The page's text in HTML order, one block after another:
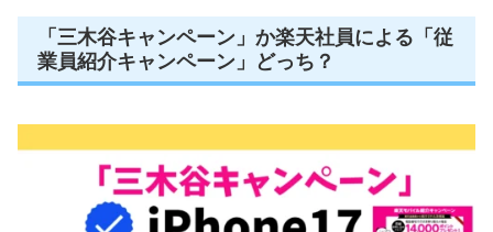
「三木谷キャンペーン」か楽天社員による「従
業員紹介キャンペーン」どっち？